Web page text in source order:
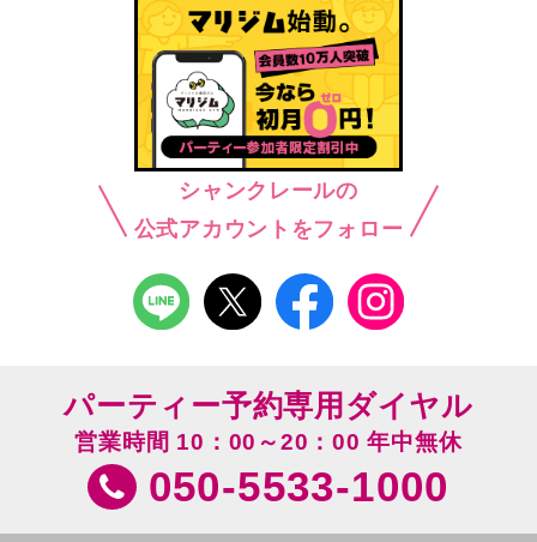
シャンクレールの
公式アカウントをフォロー
パーティー予約専用ダイヤル
営業時間 10：00～20：00 年中無休
050-5533-1000